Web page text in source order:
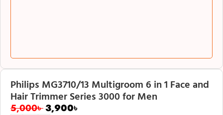
Philips MG3710/13 Multigroom 6 in 1 Face and
Hair Trimmer Series 3000 for Men
5,000৳3,900৳